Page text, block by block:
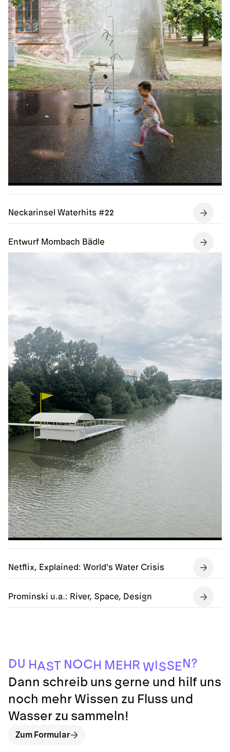
Neckarinsel Waterhits #22
Entwurf Mombach Bädle
Netflix, Explained: World's Water Crisis
Prominski u.a.: River, Space, Design
DU H AST NOCH M E H R W SSEN?
Dann schreib uns gerne und hilf uns
noch mehr Wissen zu Fluss und
Wasser zu sammeln!
Zum Formular